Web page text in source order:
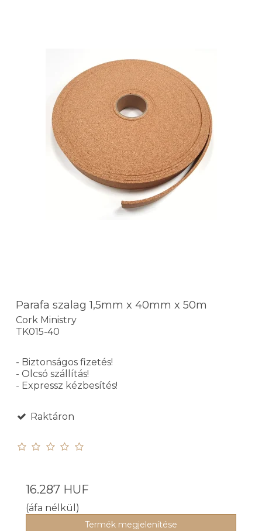
Parafa szalag 1,5mm x 40mm x 50m
Cork Ministry
TK015-40
- Biztonságos fizetés!
- Olcsó szállítás!
- Expressz kézbesítés!
Raktáron
16.287 HUF
(áfa nélkül)
Termék megjelenítése